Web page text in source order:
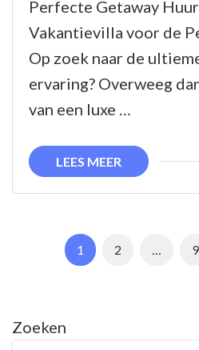
Perfecte Getaway
Vakantievilla voor de
Op zoek naar de
ervaring? Overweeg
van een luxe …
LEES MEER
Berichtnavigatie
Pagina
1 Pagina
2 … 9
Zoeken